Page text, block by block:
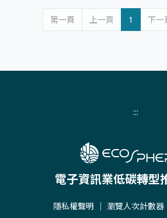
第一頁 上一頁 1 下一
:::
電子資訊業低碳轉型
隱私權聲明 ｜ 瀏覽人次計數器